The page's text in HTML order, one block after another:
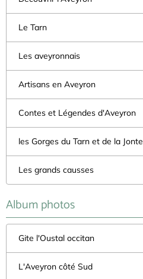
Le Tarn
Les aveyronnais
Artisans en Aveyron
Contes et Légendes d'Aveyron
les Gorges du Tarn et de la Jonte
Les grands causses
Album photos
Gite l'Oustal occitan
L'Aveyron côté Sud